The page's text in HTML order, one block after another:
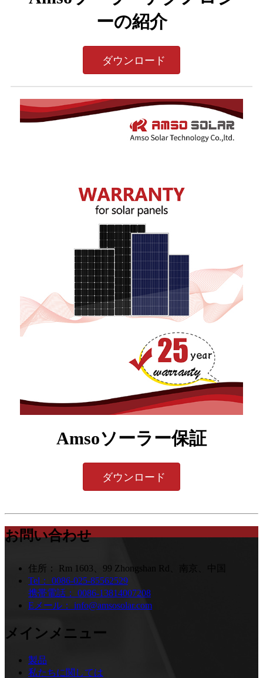
ーの紹介
ダウンロード
Amsoソーラー保証
ダウンロード
お問い合わせ
住所： Rm 1603、99 Zhongshan Rd、南京、中国
Tel： 0086-025-85562529
携帯電話： 0086-13814007208
Eメール： info@amsosolar.com
メインメニュー
製品
私たちに関しては